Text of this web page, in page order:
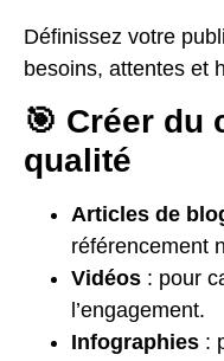
Définissez votre
besoins, attentes et
🎯 Créer du
qualité
Articles de
référencement
Vidéos : pour
l’engagement.
Infographies :